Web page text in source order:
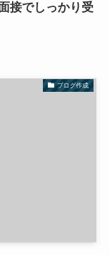
接でしっかり受
ブログ作成